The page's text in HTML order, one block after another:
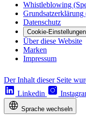
Whistleblowing
Datenschutz
Cookie-Einstellungen
Über diese Website
Marken
Impressum
Der Inhalt dieser Seite
Linkedin
Sprache wechseln